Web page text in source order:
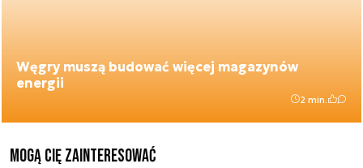
Węgry muszą budować więcej magazynów
energii
2 min.
Mogą Cię zainteresować